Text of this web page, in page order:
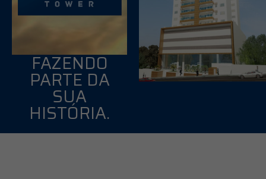
FAZENDO
PARTE DA
SUA
HISTÓRIA.